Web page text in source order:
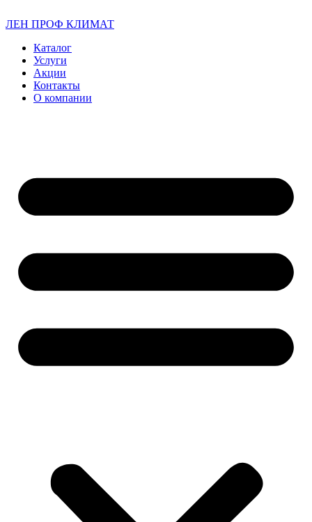
ЛЕН ПРОФ КЛИМАТ
Каталог
Услуги
Акции
Контакты
О компании